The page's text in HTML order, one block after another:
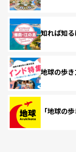
知れば知
地球の歩
「地球の